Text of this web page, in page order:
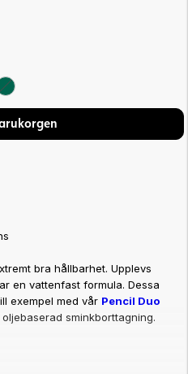
bra hållbarhet. Upplevs
en vattenfast formula. Dessa
exempel med vår Pencil Duo
sminkborttagning.